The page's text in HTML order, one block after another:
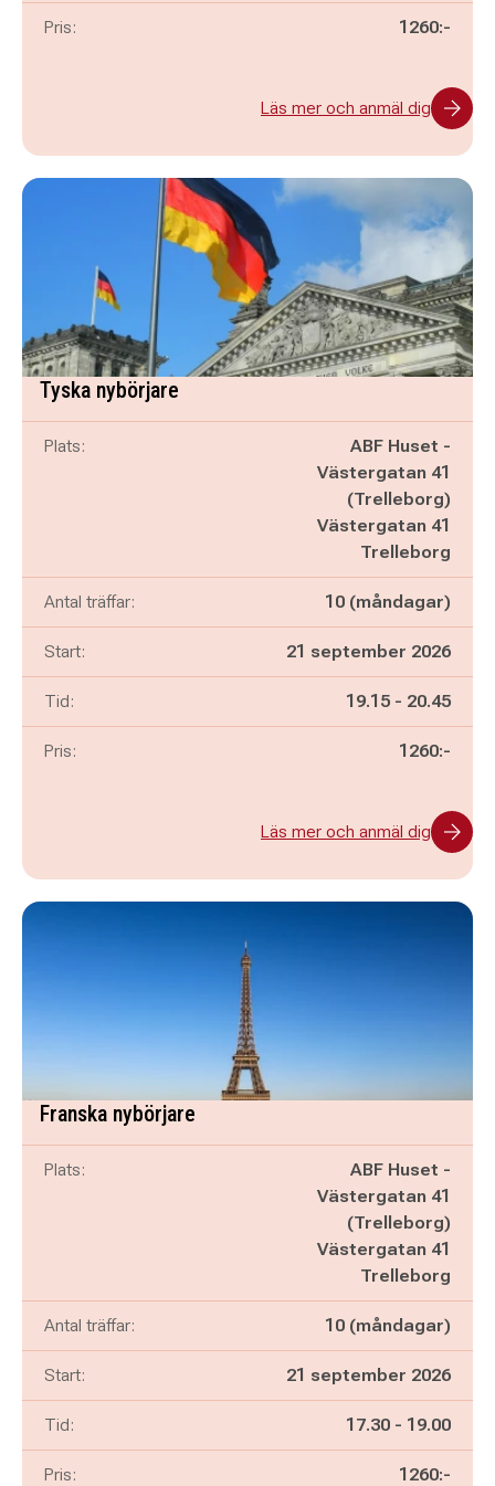
Pris: 1260:-
Läs mer och anmäl dig
Tyska nybörjare
Plats:
ABF Huset -
Västergatan 41
(Trelleborg)
Västergatan 41
Trelleborg
Antal träffar: 10 (måndagar)
Start: 21 september 2026
Tid: Pågår mellan
19.15 - och
20.45
Pris: 1260:-
Läs mer och anmäl dig
Franska nybörjare
Plats:
ABF Huset -
Västergatan 41
(Trelleborg)
Västergatan 41
Trelleborg
Antal träffar: 10 (måndagar)
Start: 21 september 2026
Tid: Pågår mellan
17.30 - och
19.00
Pris: 1260:-